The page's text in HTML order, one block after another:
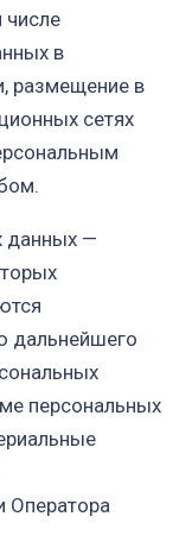
числе
в
размещение в
сетях
данных —
дальнейшего
персональных
Оператора